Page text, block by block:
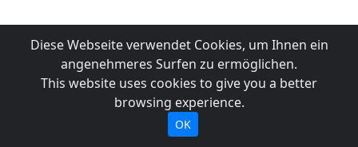
Diese Webseite verwendet Cookies, um Ihnen ein
angenehmeres Surfen zu ermöglichen.
This website uses cookies to give you a better
browsing experience.
OK